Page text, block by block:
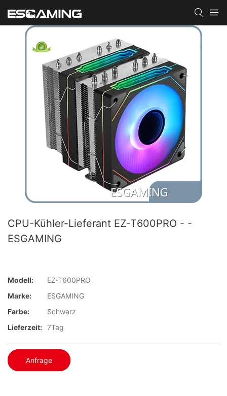
CPU-Kühler-Lieferant EZ-T600PRO - -
ESGAMING
Modell:
EZ-T600PRO
Marke:
ESGAMING
Farbe:
Schwarz
Lieferzeit: 7Tag
Anfrage